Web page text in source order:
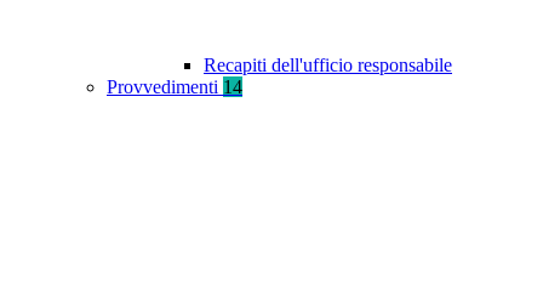
Recapiti dell'ufficio responsabile
Provvedimenti 14